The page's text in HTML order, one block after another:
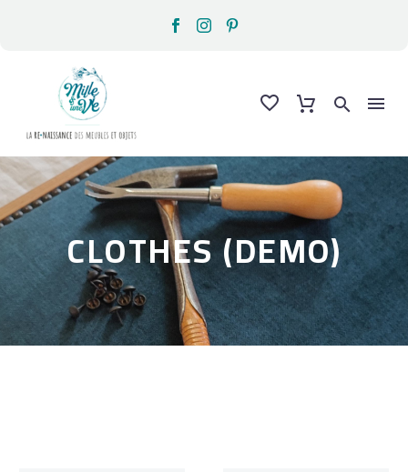
CLOTHES (DEMO)